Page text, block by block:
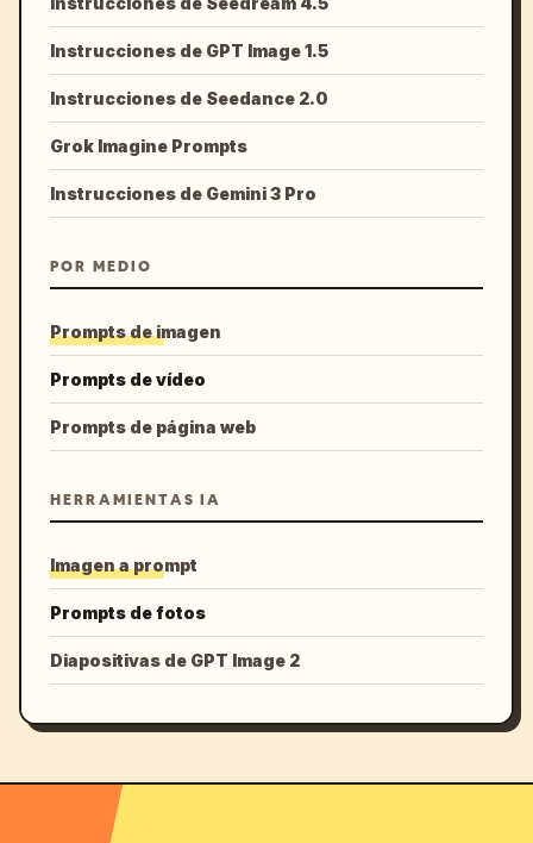
Instrucciones de GPT Image 1.5
Instrucciones de Seedance 2.0
Grok Imagine Prompts
Instrucciones de Gemini 3 Pro
POR MEDIO
Prompts de imagen
Prompts de vídeo
Prompts de página web
HERRAMIENTAS IA
Imagen a prompt
Prompts de fotos
Diapositivas de GPT Image 2